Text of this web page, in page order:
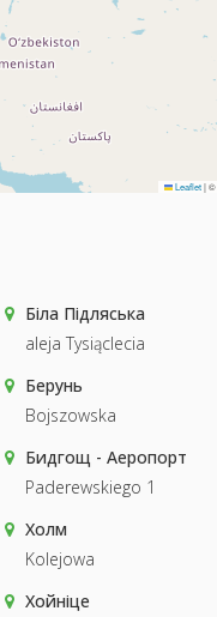
Leaflet|©
Біла Підляська
aleja Tysiąclecia
Берунь
Bojszowska
Бидгощ - Аеропорт
Paderewskiego 1
Холм
Kolejowa
Хойніце